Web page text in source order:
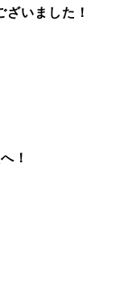
いました！
！